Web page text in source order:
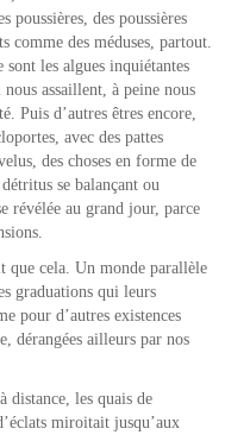
poussières, des poussières
comme des méduses, partout.
les algues inquiétantes
assaillent, à peine nous
Puis d’autres êtres encore,
avec des pattes
des choses en forme de
se balançant ou
révélée au grand jour, parce
que cela. Un monde parallèle
graduations qui leurs
pour d’autres existences
dérangées ailleurs par nos
distance, les quais de
miroitait jusqu’aux